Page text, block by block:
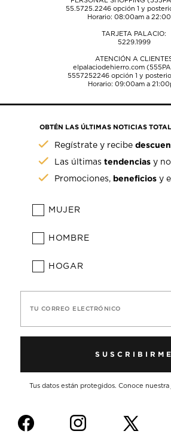
55.5725.2246opción 1 y
Horario: 08:00am a
TARJETA PALACIO:
5229.1999
ATENCIÓN A
elpalaciodehierro.com
5557252246opción 1 y
Horario: 09:00am a
OBTÉN LAS ÚLTIMAS NOTICIAS
Regístrate y recibe
Las últimastendencias y
Promociones, beneficios y
MUJER
HOMBRE
HOGAR
TU CORREO ELECTRÓNICO
SUSCRIBIRME
Tus datos están protegidos. Conoce nuestra
f i